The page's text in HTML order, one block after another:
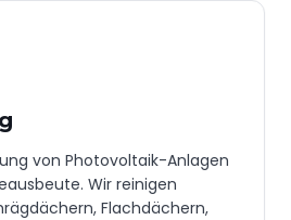
von Photovoltaik-Anlagen
Wir reinigen
Flachdächern,